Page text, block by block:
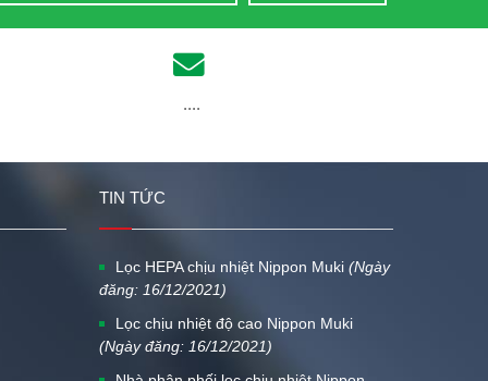
....
TIN TỨC
Lọc HEPA chịu nhiệt Nippon Muki (Ngày
đăng: 16/12/2021)
Lọc chịu nhiệt độ cao Nippon Muki
(Ngày đăng: 16/12/2021)